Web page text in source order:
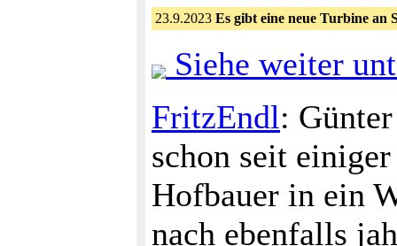
23.9.2023 Es gibt eine neue Turbine an
Siehe weiter
FritzEndl:
schon seit
Hofbauer in ein
nach ebenfalls